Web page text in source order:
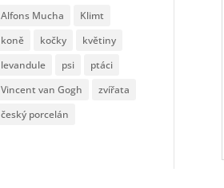
Alfons Mucha
Klimt
koně
kočky
květiny
levandule
psi
ptáci
Vincent van Gogh
zvířata
český porcelán